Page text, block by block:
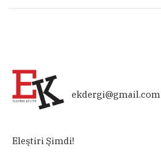
ekdergi@gmail.com
Eleştiri Şimdi!